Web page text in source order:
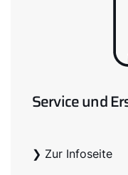
Service und
❯ Zur Infoseite